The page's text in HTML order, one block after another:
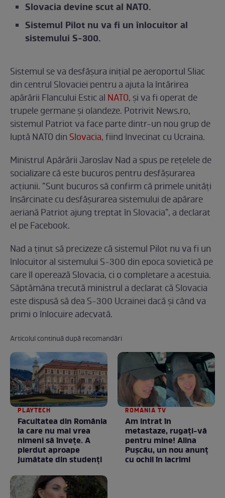
Slovacia devine scut al NATO.
Sistemul Pilot nu va fi un înlocuitor al
sistemului S-300.
Sistemul se va desfășura inițial pe aeroportul Sliac
din centrul Slovaciei pentru a ajuta la întărirea
apărării Flancului Estic al NATO, și va fi operat de
trupele germane și olandeze. Potrivit News.ro,
sistemul Patriot va face parte dintr-un nou grup de
luptă NATO din Slovacia, fiind învecinat cu Ucraina.
Ministrul Apărării Jaroslav Nad a spus pe rețelele de
socializare că este bucuros pentru desfășurarea
acțiunii. ”Sunt bucuros să confirm că primele unităţi
însărcinate cu desfăşurarea sistemului de apărare
aeriană Patriot ajung treptat în Slovacia”, a declarat
el pe Facebook.
Nad a ținut să precizeze că sistemul Pilot nu va fi un
înlocuitor al sistemului S-300 din epoca sovietică pe
care îl operează Slovacia, ci o completare a acestuia.
Săptămâna trecută ministrul a declarat că Slovacia
este dispusă să dea S-300 Ucrainei dacă şi când va
primi o înlocuire adecvată.
Articolul continuă după recomandări
PLAYTECH
Facultatea din România
la care nu mai vrea
nimeni să înveţe. A
pierdut aproape
jumătate din studenţi
ROMANIA TV
Am intrat în
metastaze, rugaţi-vă
pentru mine! Alina
Puşcău, un nou anunţ
cu ochii în lacrimi